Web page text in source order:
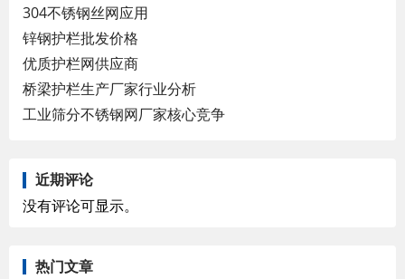
304不锈钢丝网应用
锌钢护栏批发价格
优质护栏网供应商
桥梁护栏生产厂家行业分析
工业筛分不锈钢网厂家核心竞争
近期评论
没有评论可显示。
热门文章